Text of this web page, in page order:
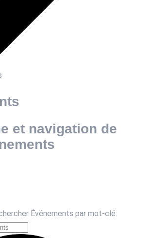
et navigation de
Événements par mot-clé.